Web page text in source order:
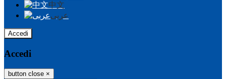
中文
عربى
Accedi
Accedi
button close ×